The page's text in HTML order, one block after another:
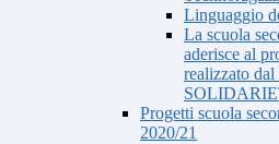
Linguaggio
La scuola
aderisce al
realizzato
Progetti scuola
2020/21